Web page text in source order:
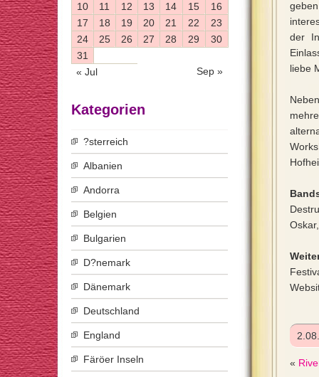
der
liebe
«
« Jul Sep »
10
11 12 13 14 15
16
17
18 19 20 21 22
23
24
25 26 27 28 29
30
31
Kategorien
?sterreich
Albanien
Andorra
Belgien
Bulgarien
D?nemark
Dänemark
Deutschland
England
Färöer Inseln